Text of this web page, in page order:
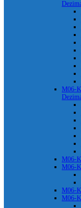
M06-
M06-
M06-
M06-
M06-